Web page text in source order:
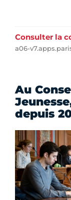
Consulter la
a06-
Au
depuis